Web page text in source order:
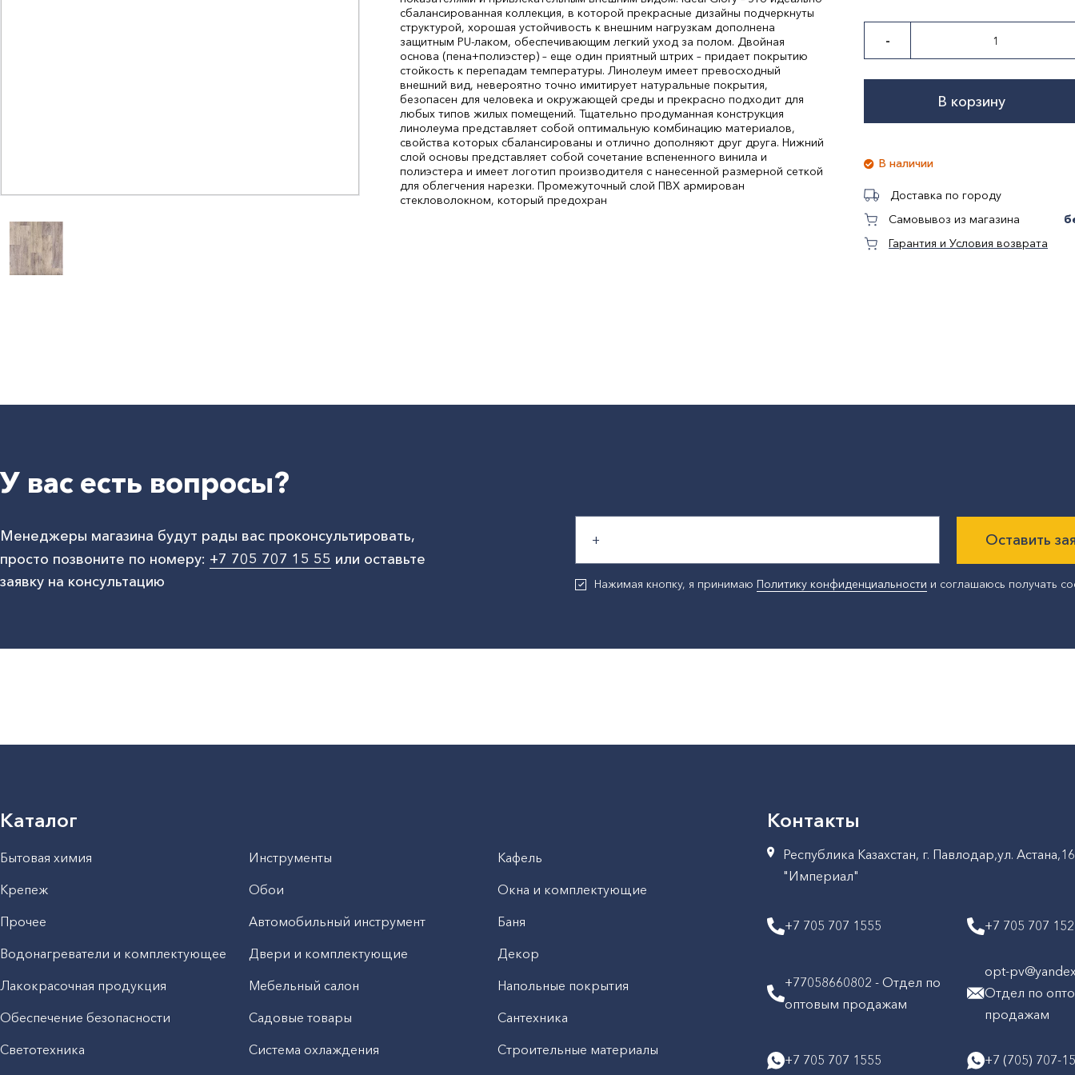
сбалансированная коллекция, в которой прекрасные дизайны подчеркнуты
структурой, хорошая устойчивость к внешним нагрузкам дополнена
защитным PU-лаком, обеспечивающим легкий уход за полом. Двойная
основа (пена+полиэстер) – еще один приятный штрих – придает покрытию
стойкость к перепадам температуры. Линолеум имеет превосходный
внешний вид, невероятно точно имитирует натуральные покрытия,
безопасен для человека и окружающей среды и прекрасно подходит для
любых типов жилых помещений. Тщательно продуманная конструкция
линолеума представляет собой оптимальную комбинацию материалов,
свойства которых сбалансированы и отлично дополняют друг друга. Нижний
слой основы представляет собой сочетание вспененного винила и
полиэстера и имеет логотип производителя с нанесенной размерной сеткой
для облегчения нарезки. Промежуточный слой ПВХ армирован
стекловолокном, который предохран
-
В корзину
В наличии
Доставка по городу
Самовывоз из магазина
Гарантия и Условия возврата
У вас есть вопросы?
Менеджеры магазина будут рады вас проконсультировать,
просто позвоните по номеру: +7 705 707 15 55 или оставьте
заявку на консультацию
Оставить
Нажимая кнопку, я принимаюПолитику конфиденциальности и соглашаюсь получать
Каталог
Бытовая химия Инструменты
Кафель
Крепеж
Обои
Окна и комплектующие
Прочее
Автомобильный инструмент
Баня
Водонагреватели и комплектующее
Двери и комплектующие
Декор
Лакокрасочная продукция
Мебельный салон
Напольные покрытия
Обеспечение безопасности
Садовые товары
Сантехника
Светотехника
Система охлаждения
Строительные материалы
Контакты
Республика Казахстан, г. Павлодар,ул.
"Империал"
+7 705 707 1555 +7 705 707
+77058660802 - Отдел по
оптовым продажам
opt-
Отдел по
продажам
+7 705 707 1555 +7 (705) 707-